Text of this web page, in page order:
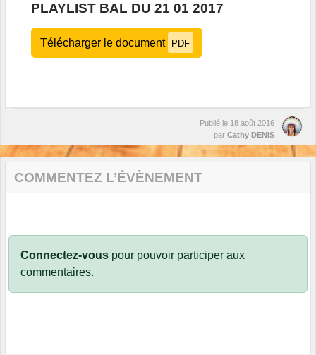
PLAYLIST BAL DU 21 01 2017
Télécharger le document PDF
Publié le 18 août 2016
par Cathy DENIS
COMMENTEZ L’ÉVÈNEMENT
Connectez-vous pour pouvoir participer aux
commentaires.